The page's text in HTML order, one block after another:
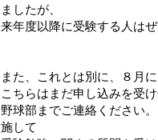
ましたが、
来年度以降に受験する人は
また、これとは別に、８月
こちらはまだ申し込みを受
野球部までご連絡ください
施して